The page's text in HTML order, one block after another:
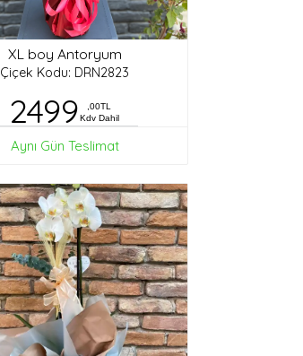
XL boy Antoryum
Çiçek Kodu: DRN2823
2499
,00TL
Kdv Dahil
Aynı Gün Teslimat